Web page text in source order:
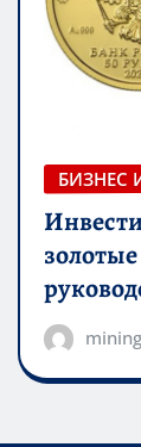
БИЗНЕС